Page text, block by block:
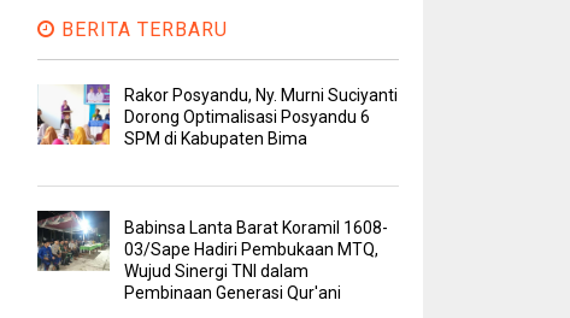
BERITA TERBARU
Rakor Posyandu, Ny. Murni Suciyanti
Dorong Optimalisasi Posyandu 6
SPM di Kabupaten Bima
Babinsa Lanta Barat Koramil 1608-
03/Sape Hadiri Pembukaan MTQ,
Wujud Sinergi TNI dalam
Pembinaan Generasi Qur'ani